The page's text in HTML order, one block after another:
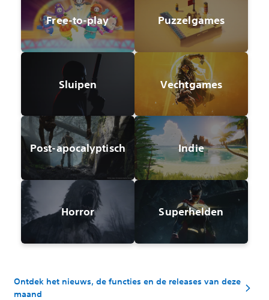
Free-to-play Puzzelgames
Sluipen Vechtgames
Post-apocalyptisch Indie
Horror Superhelden
Ontdek het nieuws, de functies en de releases van deze
maand